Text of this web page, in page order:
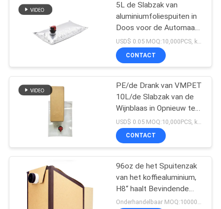
De Zak van
sigarenhumidor
19
Slabzak in Doos
20
5L de Slabzak van
aluminiumfoliespuiten in
Doos voor de Automaat
van de 2 Flessenwijn
CONTACT
PE/de Drank van VMPET
10L/de Slabzak van de
Wijnblaas in Opnieuw te
gebruiken Doos
CONTACT
96oz de het Spuitenzak
van het koffiealuminium,
H8“ haalt Bevindende
Zakspuiten weg
Onderhandelbaar MOQ:10000PCS